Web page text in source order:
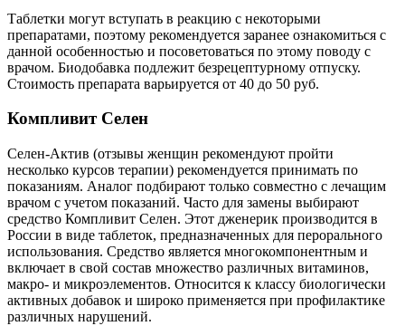
Таблетки могут вступать в реакцию с некоторыми
препаратами, поэтому рекомендуется заранее ознакомиться с
данной особенностью и посоветоваться по этому поводу с
врачом. Биодобавка подлежит безрецептурному отпуску.
Стоимость препарата варьируется от 40 до 50 руб.
Компливит Селен
Селен-Актив (отзывы женщин рекомендуют пройти
несколько курсов терапии) рекомендуется принимать по
показаниям. Аналог подбирают только совместно с лечащим
врачом с учетом показаний. Часто для замены выбирают
средство Компливит Селен. Этот дженерик производится в
России в виде таблеток, предназначенных для перорального
использования. Средство является многокомпонентным и
включает в свой состав множество различных витаминов,
макро- и микроэлементов. Относится к классу биологически
активных добавок и широко применяется при профилактике
различных нарушений.